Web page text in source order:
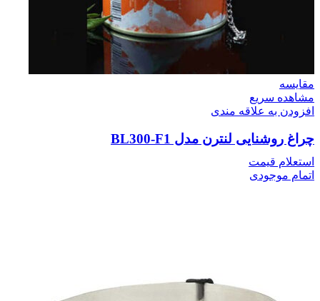
مقایسه
مشاهده سریع
افزودن به علاقه مندی
چراغ روشنایی لنترن مدل BL300-F1
استعلام قیمت
اتمام موجودی